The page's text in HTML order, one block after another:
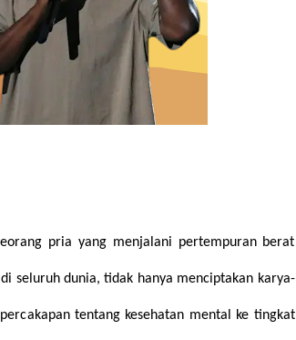
pria yang menjalani pertempuran berat
seluruh dunia, tidak hanya menciptakan karya-
tentang kesehatan mental ke tingkat